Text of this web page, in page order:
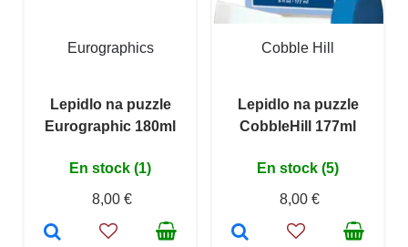
Eurographics
Lepidlo na puzzle
Eurographic 180ml
En stock (1)
8,00 €
Cobble Hill
Lepidlo na puzzle
CobbleHill 177ml
En stock (5)
8,00 €